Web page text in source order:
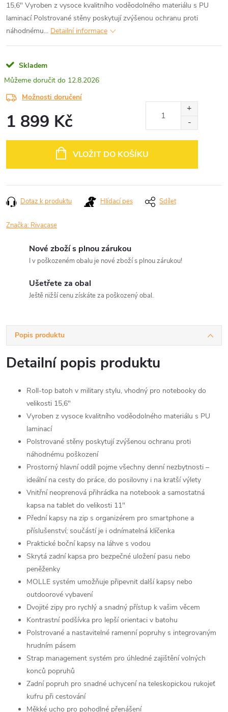
15,6" Vyroben z vysoce kvalitního voděodolného materiálu s PU
laminací Polstrované stěny poskytují zvýšenou ochranu proti
náhodnému... Detailní informace
Skladem
12.8.2026
Možnosti doručení
1 899 Kč
VLOŽIT DO KOŠÍKU
Dotaz k produktu Hlídací pes Sdílet
Značka: Rivacase
Nové zboží s plnou zárukou
I v poškozeném obalu je nové zboží s plnou zárukou!
Ušetřete za obal
Ještě nižší cenu získáte za poškozený obal.
Popis produktu
Detailní popis produktu
Roll-top batoh v military stylu, vhodný pro notebooky do
velikosti 15,6"
Vyroben z vysoce kvalitního voděodolného materiálu s PU
laminací
Polstrované stěny poskytují zvýšenou ochranu proti
náhodnému poškození
Prostorný hlavní oddíl pojme všechny denní nezbytnosti –
ideální na cesty do práce, do posilovny i na kratší výlety
Vnitřní neoprenová přihrádka na notebook a samostatná
kapsa na tablet do velikosti 11"
Přední kapsy na zip s organizérem pro smartphone a
příslušenství; součástí je i odnímatelná klíčenka
Praktické boční kapsy na láhve s vodou
Skrytá zadní kapsa pro bezpečné uložení pasu nebo
peněženky
MOLLE systém umožňuje připevnit další kapsy nebo
outdoorové vybavení
Dvojité zipy pro rychlý a snadný přístup k vašim věcem
Kontrastní podšívka pro lepší orientaci v batohu
Polstrované a nastavitelné ramenní popruhy s integrovaným
hrudním pásem
Strap management systém pro úhledné zajištění volných
konců popruhů
Zadní popruh pro snadné uchycení na teleskopickou rukojeť
kufru při cestování
Měkké ucho pro pohodlné přenášení